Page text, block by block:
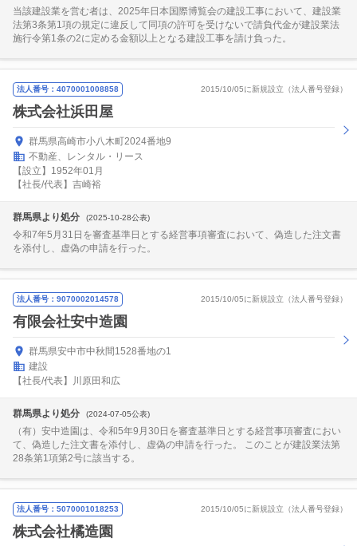
当該建設業を営む者は、2025年日本国際博覧会の建設工事において、建設業
法第3条第1項の規定に違反して同項の許可を受けないで請負代金が建設業法
施行令第1条の2に定める金額以上となる建設工事を請け負った。
法人番号：4070001008858 2015/10/05に新規設立（法人番号登録）
株式会社浜田屋
群馬県高崎市小八木町2024番地9
不動産、レンタル・リース
【設立】1952年01月
【社長/代表】吉崎裕
群馬県より処分 (2025-10-28公表)
令和7年5月31日を審査基準日とする経営事項審査において、偽造した注文書
を添付し、虚偽の申請を行った。
法人番号：9070002014578 2015/10/05に新規設立（法人番号登録）
有限会社安中造園
群馬県安中市中秋間1528番地の1
建設
【社長/代表】川原田和広
群馬県より処分 (2024-07-05公表)
（有）安中造園は、令和5年9月30日を審査基準日とする経営事項審査におい
て、偽造した注文書を添付し、虚偽の申請を行った。 このことが建設業法第
28条第1項第2号に該当する。
法人番号：5070001018253 2015/10/05に新規設立（法人番号登録）
株式会社橘造園